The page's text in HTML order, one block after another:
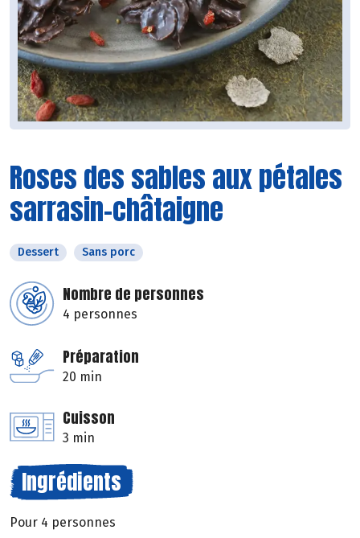
Roses des sables aux pétales
sarrasin-châtaigne
Dessert Sans porc
Nombre de personnes
4 personnes
Préparation
20 min
Cuisson
3 min
Ingrédients
Pour 4 personnes